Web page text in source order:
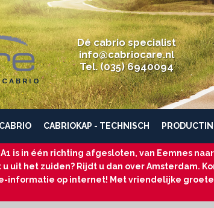
Dé cabrio specialist
info@cabriocare.nl
Tel. (035) 6940094
CABRIOKAP - TECHNISCH
is in één richting afgesloten, van Eemnes
uit het zuiden? Rijdt u dan over Amsterdam.
informatie op internet! Met vriendelijke